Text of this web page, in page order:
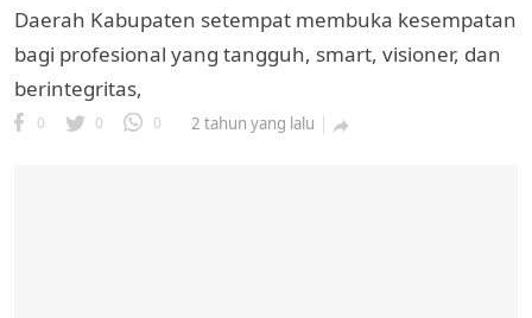
Daerah Kabupaten setempat membuka kesempatan
bagi profesional yang tangguh, smart, visioner, dan
berintegritas,
0 0 0 2 tahun yang lalu 